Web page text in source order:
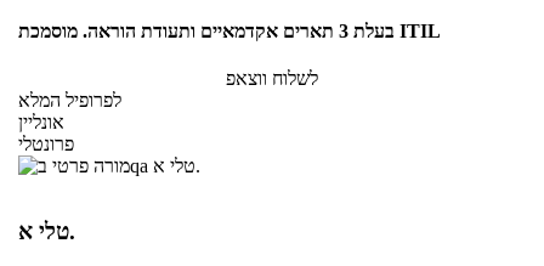
בעלת 3 תארים אקדמאיים ותעודת הוראה. מוסמכת ITIL
לשלוח ווצאפ
לפרופיל המלא
אונליין
פרונטלי
טלי א.